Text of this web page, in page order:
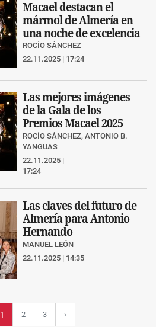
Macael destacan el
mármol de Almería en
una noche de excelencia
ROCÍO SÁNCHEZ
22.11.2025 | 17:24
Las mejores imágenes
de la Gala de los
Premios Macael 2025
ROCÍO SÁNCHEZ, ANTONIO B.
YANGUAS
22.11.2025 |
17:24
Las claves del futuro de
Almería para Antonio
Hernando
MANUEL LEÓN
22.11.2025 | 14:35
1 2 3 ›